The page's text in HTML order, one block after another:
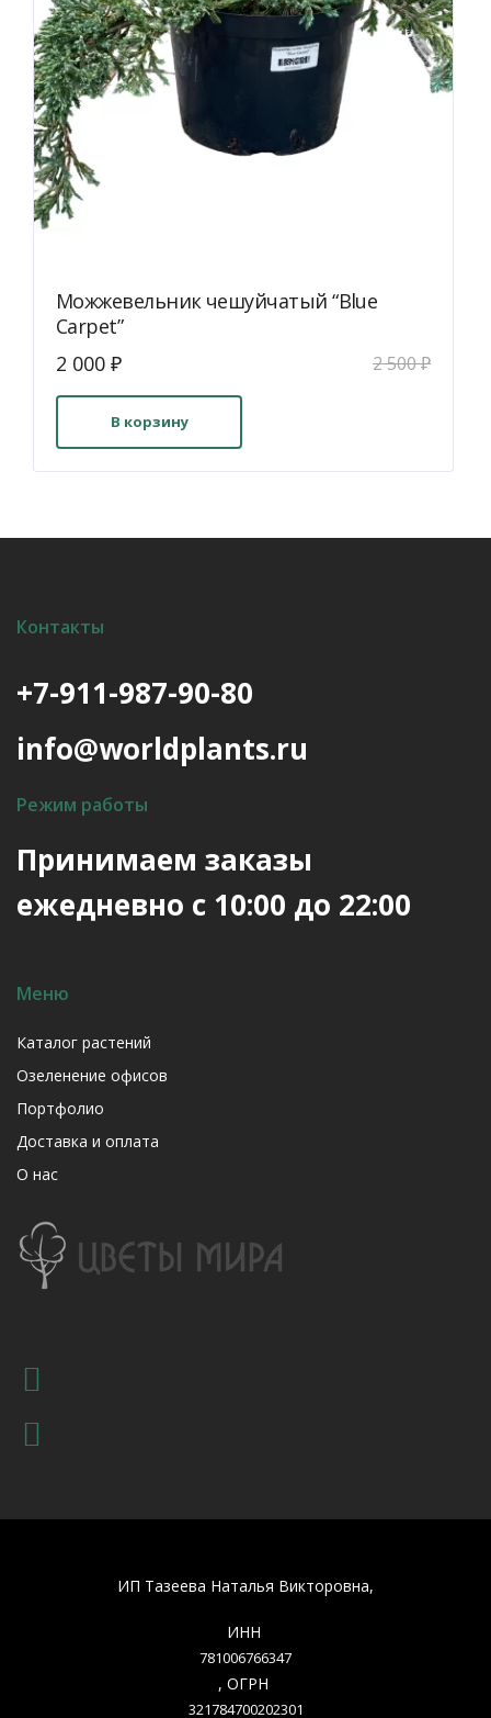
Можжевельник чешуйчатый “Blue
Carpet”
2 500₽
Первоначальная
цена
составляла
2
500 ₽.
2 000 ₽Текущая
цена:
2
000 ₽.
В корзину
Контакты
+7-911-987-90-80
info@worldplants.ru
Режим работы
Принимаем заказы
ежедневно с 10:00 до 22:00
Меню
Каталог растений
Озеленение офисов
Портфолио
Доставка и оплата
О нас
ИП Тазеева Наталья Викторовна,
ИНН
781006766347
, ОГРН
321784700202301